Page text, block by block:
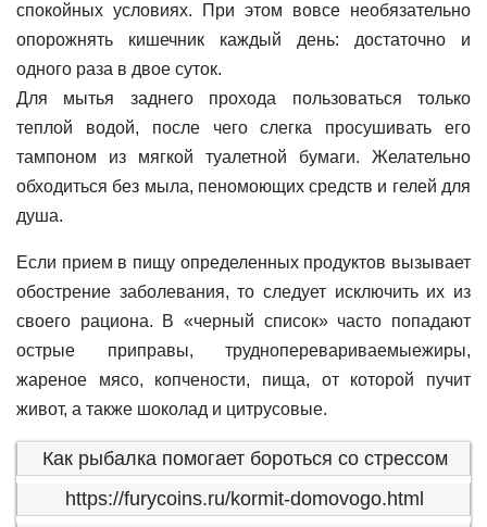
спокойных условиях. При этом вовсе необязательно
опорожнять кишечник каждый день: достаточно и
одного раза в двое суток.
Для мытья заднего прохода пользоваться только
теплой водой, после чего слегка просушивать его
тампоном из мягкой туалетной бумаги. Желательно
обходиться без мыла, пеномоющих средств и гелей для
душа.
Если прием в пищу определенных продуктов вызывает
обострение заболевания, то следует исключить их из
своего рациона. В «черный список» часто попадают
острые приправы, трудноперевариваемыежиры,
жареное мясо, копчености, пища, от которой пучит
живот, а также шоколад и цитрусовые.
Как рыбалка помогает бороться со стрессом
https://furycoins.ru/kormit-domovogo.html